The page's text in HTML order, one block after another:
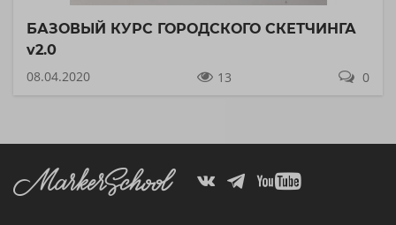
БАЗОВЫЙ КУРС ГОРОДСКОГО СКЕТЧИНГА
v2.0
08.04.2020
13 0